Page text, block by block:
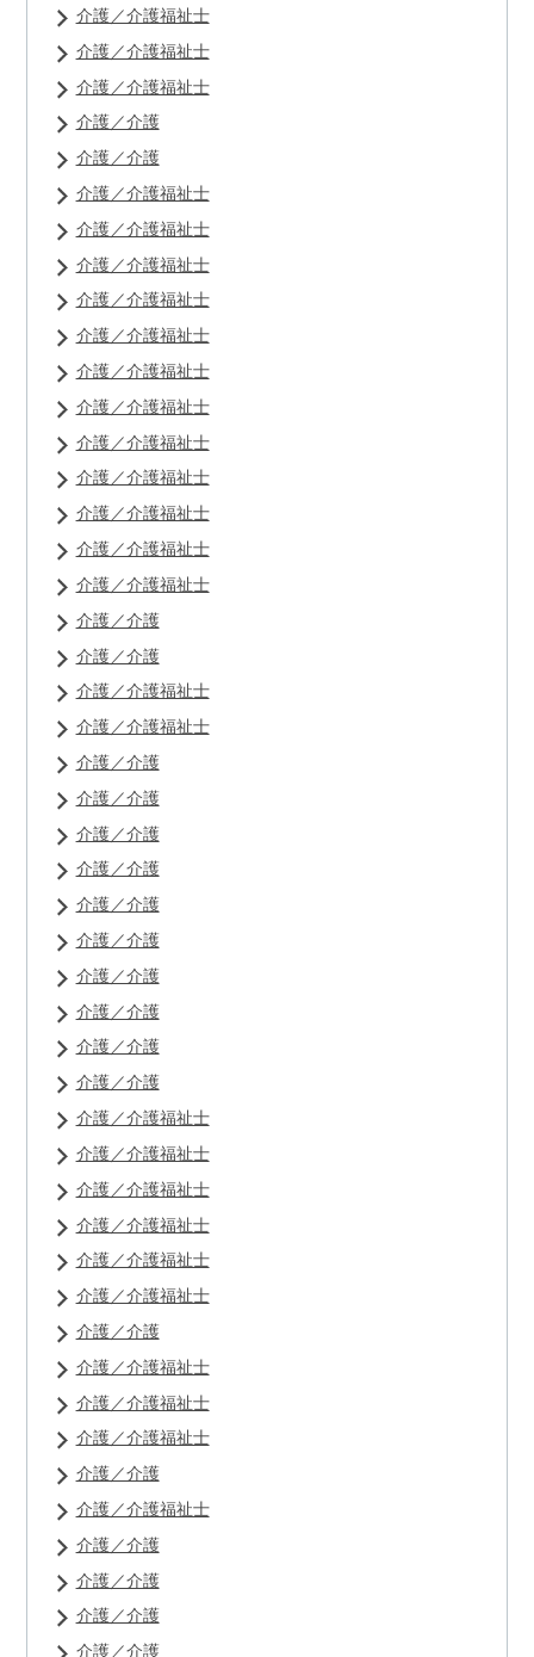
介護／介護福祉士
介護／介護福祉士
介護／介護福祉士
介護／介護
介護／介護
介護／介護福祉士
介護／介護福祉士
介護／介護福祉士
介護／介護福祉士
介護／介護福祉士
介護／介護福祉士
介護／介護福祉士
介護／介護福祉士
介護／介護福祉士
介護／介護福祉士
介護／介護福祉士
介護／介護福祉士
介護／介護
介護／介護
介護／介護福祉士
介護／介護福祉士
介護／介護
介護／介護
介護／介護
介護／介護
介護／介護
介護／介護
介護／介護
介護／介護
介護／介護
介護／介護
介護／介護福祉士
介護／介護福祉士
介護／介護福祉士
介護／介護福祉士
介護／介護福祉士
介護／介護福祉士
介護／介護
介護／介護福祉士
介護／介護福祉士
介護／介護福祉士
介護／介護
介護／介護福祉士
介護／介護
介護／介護
介護／介護
介護／介護